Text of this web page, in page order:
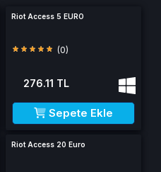
Riot Access 5 EURO
(0)
276.11 TL
Sepete Ekle
Riot Access 20 Euro